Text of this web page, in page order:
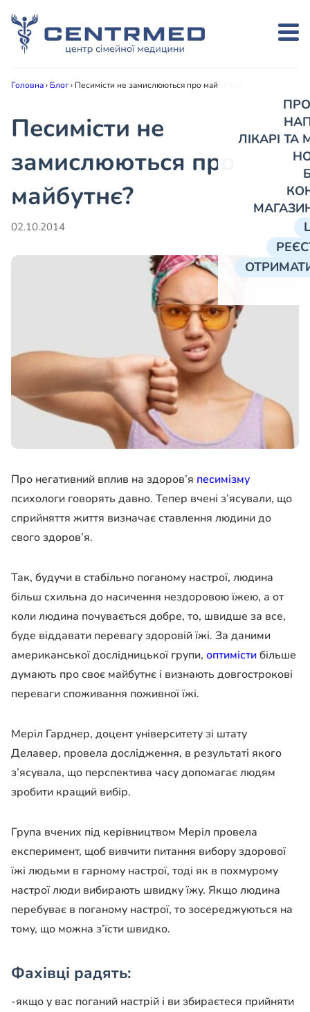
ЛІКАРІ
Головна› Блог› Песимісти не замислюються про майбутнє?
Песимісти не
замислюються про
майбутнє?
02.10.2014
Про негативний вплив на здоров’я песимізму
психологи говорять давно. Тепер вчені з’ясували, що
сприйняття життя визначає ставлення людини до
свого здоров’я.
Так, будучи в стабільно поганому настрої, людина
більш схильна до насичення нездоровою їжею, а от
коли людина почувається добре, то, швидше за все,
буде віддавати перевагу здоровій їжі. За даними
американської дослідницької групи, оптимістибільше
думають про своє майбутнє і визнають довгострокові
переваги споживання поживної їжі.
Меріл Гарднер, доцент університету зі штату
Делавер, провела дослідження, в результаті якого
з’ясувала, що перспектива часу допомагає людям
зробити кращий вибір.
Група вчених під керівництвом Меріл провела
експеримент, щоб вивчити питання вибору здорової
їжі людьми в гарному настрої, тоді як в похмурому
настрої люди вибирають швидку їжу. Якщо людина
перебуває в поганому настрої, то зосереджуються на
тому, що можна з’їсти швидко.
Фахівці радять:
-якщо у вас поганий настрій і ви збираєтеся прийняти